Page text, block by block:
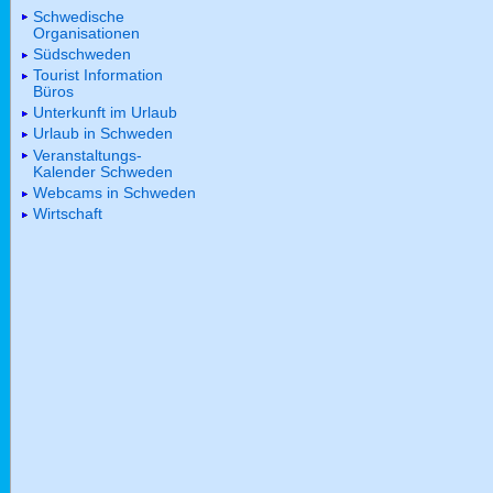
Schwedische
Organisationen
Südschweden
Tourist Information
Büros
Unterkunft im Urlaub
Urlaub in Schweden
Veranstaltungs-
Kalender Schweden
Webcams in Schweden
Wirtschaft